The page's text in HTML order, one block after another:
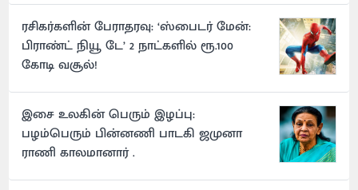
ரசிகர்களின் பேராதரவு: ‘ஸ்பைடர் மேன்:
பிராண்ட் நியூ டே’ 2 நாட்களில் ரூ.100
கோடி வசூல்!
இசை உலகின் பெரும் இழப்பு:
பழம்பெரும் பின்னணி பாடகி ஜமுனா
ராணி காலமானார் .